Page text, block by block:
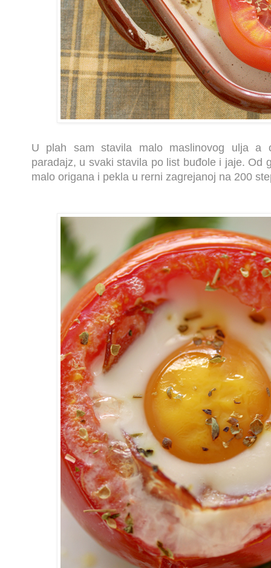
U plah sam stavila malo maslinovog ulja a
paradajz, u svaki stavila po list buđole i jaje. Od
malo origana i pekla u rerni zagrejanoj na 200